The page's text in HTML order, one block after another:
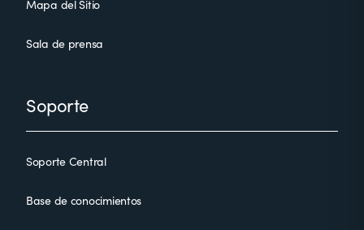
Mapa del Sitio
Sala de prensa
Soporte
Soporte Central
Base de conocimientos